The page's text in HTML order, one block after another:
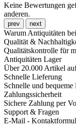
Keine Bewertungen
anderen.
prev next
Warum Antiquitäten
Qualität &
Qualitätskontrolle für
Antiquitäten Lager
Über 20.000 Artikel
Schnelle Lieferung
Schnelle und
Zahlungssicherheit
Sichere Zahlung per
Support & Fragen
E-Mail -